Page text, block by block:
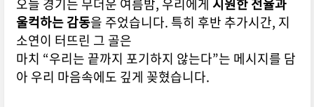
오늘 경기는 무더운 여름밤, 우리에게 시원한 전율과
울컥하는 감동을 주었습니다. 특히 후반 추가시간, 지
소연이 터뜨린 그 골은
마치 “우리는 끝까지 포기하지 않는다”는 메시지를 담
아 우리 마음속에도 깊게 꽂혔습니다.